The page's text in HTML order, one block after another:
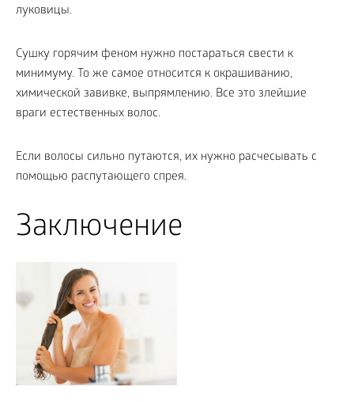
луковицы.
Сушку горячим феном нужно постараться свести к
минимуму. То же самое относится к окрашиванию,
химической завивке, выпрямлению. Все это злейшие
враги естественных волос.
Если волосы сильно путаются, их нужно расчесывать с
помощью распутающего спрея.
Заключение